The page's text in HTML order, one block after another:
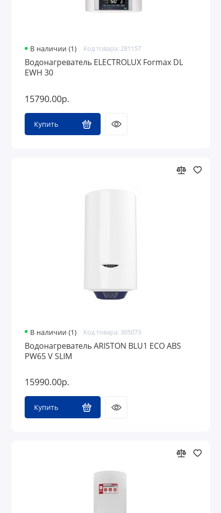
В наличии (1) Код товара: 281157
Водонагреватель ELECTROLUX Formax DL
EWH 30
15790.00р.
Купить
В наличии (1) Код товара: 305073
Водонагреватель ARISTON BLU1 ECO ABS
PW65 V SLIM
15990.00р.
Купить